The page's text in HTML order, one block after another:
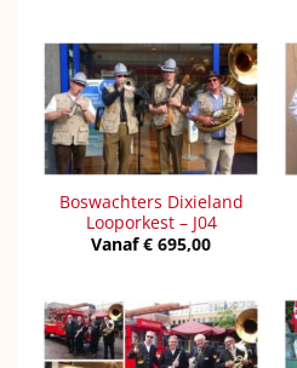
Boswachters Dixieland
Looporkest – J04
Vanaf€ 695,00